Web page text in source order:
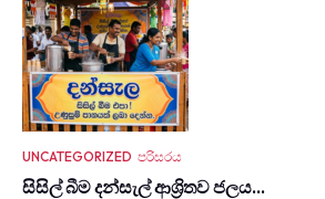
UNCATEGORIZED පරිසරය
සිසිල් බීම දන්සැල් ආශ්‍රිතව ජලය…